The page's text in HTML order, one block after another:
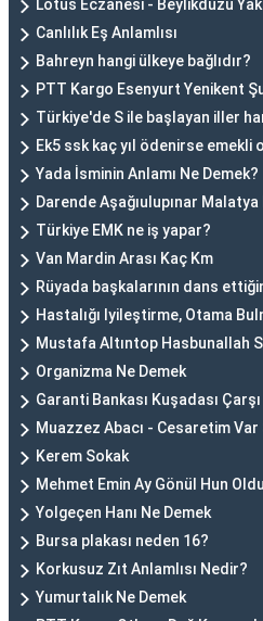
Lotus Eczanesi - Beylikdüzü
Canlılık Eş Anlamlısı
Bahreyn hangi ülkeye bağlıdır?
PTT Kargo Esenyurt Yenikent
Türkiye'de S ile başlayan iller
Ek5 ssk kaç yıl ödenirse emekli
Yada İsminin Anlamı Ne Demek?
Darende Aşağıulupınar Malatya
Türkiye EMK ne iş yapar?
Van Mardin Arası Kaç Km
Rüyada başkalarının dans
Hastalığı Iyileştirme, Otama
Mustafa Altıntop Hasbunallah
Organizma Ne Demek
Garanti Bankası Kuşadası
Muazzez Abacı - Cesaretim
Kerem Sokak
Mehmet Emin Ay Gönül Hun
Yolgeçen Hanı Ne Demek
Bursa plakası neden 16?
Korkusuz Zıt Anlamlısı Nedir?
Yumurtalık Ne Demek